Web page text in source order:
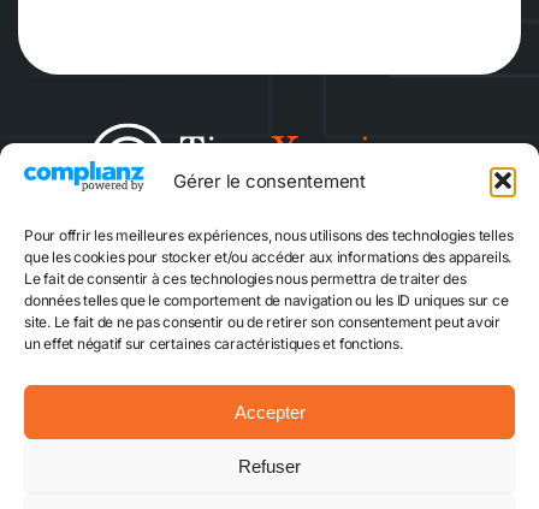
Gérer le consentement
Pour offrir les meilleures expériences, nous utilisons des technologies telles
que les cookies pour stocker et/ou accéder aux informations des appareils.
Le fait de consentir à ces technologies nous permettra de traiter des
données telles que le comportement de navigation ou les ID uniques sur ce
site. Le fait de ne pas consentir ou de retirer son consentement peut avoir
un effet négatif sur certaines caractéristiques et fonctions.
Accepter
Refuser
Escape game Quiz Game
Réserver
Politique cookies